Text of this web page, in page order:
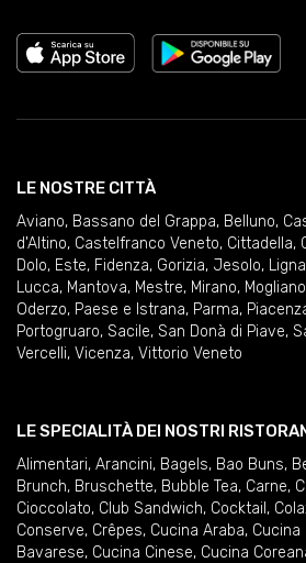
LE NOSTRE CITTÀ
Aviano, Bassano del Grappa, Belluno,
d'Altino, Castelfranco Veneto, Cittadella,
Dolo, Este, Fidenza, Gorizia, Jesolo,
Lucca, Mantova, Mestre, Mirano,
Oderzo, Paese e Istrana, Parma,
Portogruaro, Sacile, San Donà di Piave,
Vercelli, Vicenza, Vittorio Veneto
LE SPECIALITÀ DEI NOSTRI
Alimentari, Arancini, Bagels, Bao Buns,
Brunch, Bruschette, Bubble Tea, Carne,
Cioccolato, Club Sandwich, Cocktail ,
Conserve, Crêpes, Cucina Araba, Cucina
Bavarese, Cucina Cinese, Cucina